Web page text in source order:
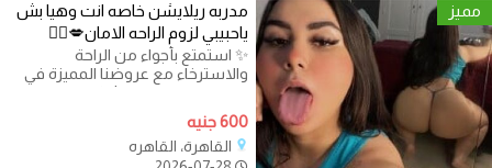
مميز
مدربه ريلايشن خاصه انت وهيا بش
ياحبيبي لزوم الراحه الامان💋❤️‍🔥
✨ استمتع بأجواء من الراحة
والاسترخاء مع عروضنا المميزة في
مساج المتعة والدلع! ✨ هل تبحث عن
تجربة
600 جنيه
القاهرة، القاهره